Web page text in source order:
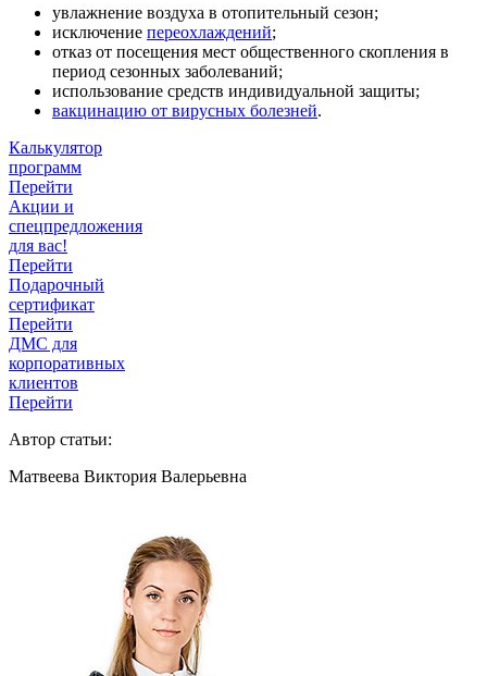
увлажнение воздуха в отопительный сезон;
исключение переохлаждений;
отказ от посещения мест общественного скопления в
период сезонных заболеваний;
использование средств индивидуальной защиты;
вакцинацию от вирусных болезней.
Калькулятор
программ
Перейти
Акции и
спецпредложения
для вас!
Перейти
Подарочный
сертификат
Перейти
ДМС для
корпоративных
клиентов
Перейти
Автор статьи:
Матвеева Виктория Валерьевна